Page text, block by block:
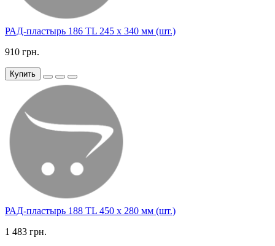
РАД-пластырь 186 TL 245 х 340 мм (шт.)
910 грн.
Купить
РАД-пластырь 188 TL 450 х 280 мм (шт.)
1 483 грн.